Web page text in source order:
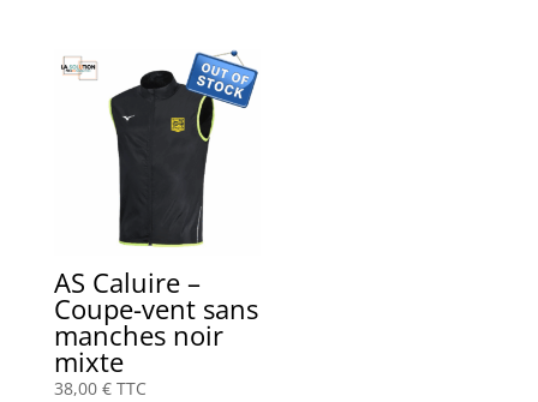
AS Caluire –
Coupe-vent sans
manches noir
mixte
38,00 € TTC